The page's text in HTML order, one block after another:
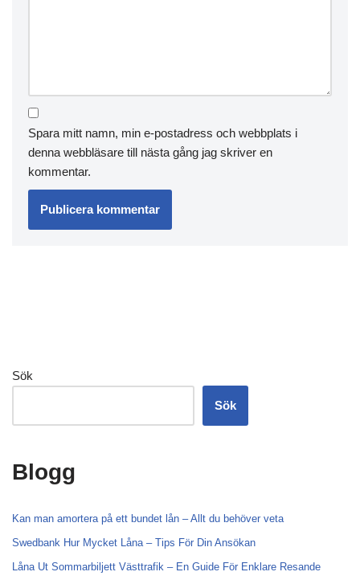
Spara mitt namn, min e-postadress och webbplats i
denna webbläsare till nästa gång jag skriver en
kommentar.
Sök
Sök
Blogg
Kan man amortera på ett bundet lån – Allt du behöver veta
Swedbank Hur Mycket Låna – Tips För Din Ansökan
Låna Ut Sommarbiljett Västtrafik – En Guide För Enklare Resande